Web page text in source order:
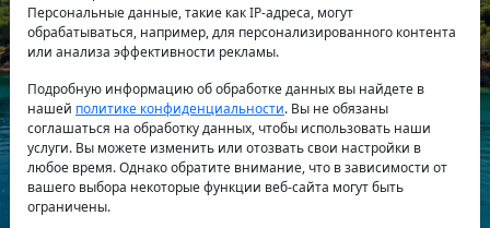
Страна:
Направление:
Тип яхты:
Персональные данные, такие как IP-адреса, могут
обрабатываться, например, для персонализированного контента
или анализа эффективности рекламы.
Подробную информацию об обработке данных вы найдете в
нашей политике конфиденциальности. Вы не обязаны
соглашаться на обработку данных, чтобы использовать наши
услуги. Вы можете изменить или отозвать свои настройки в
любое время. Однако обратите внимание, что в зависимости от
вашего выбора некоторые функции веб-сайта могут быть
ограничены.